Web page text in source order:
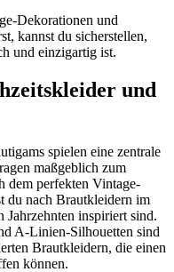
Dekorationen und
kannst du sicherstellen,
und einzigartig ist.
und
spielen eine zentrale
maßgeblich zum
dem perfekten Vintage-
du nach Brautkleidern im
Jahrzehnten inspiriert sind.
A-Linien-Silhouetten sind
Brautkleidern, die einen
können.